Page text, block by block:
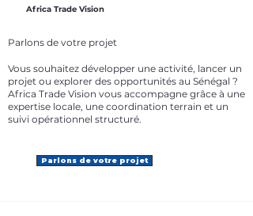
Africa Trade Vision
Parlons de votre projet
Vous souhaitez développer une activité, lancer un
projet ou explorer des opportunités au Sénégal ?
Africa Trade Vision vous accompagne grâce à une
expertise locale, une coordination terrain et un
suivi opérationnel structuré.
Parlons de votre projet